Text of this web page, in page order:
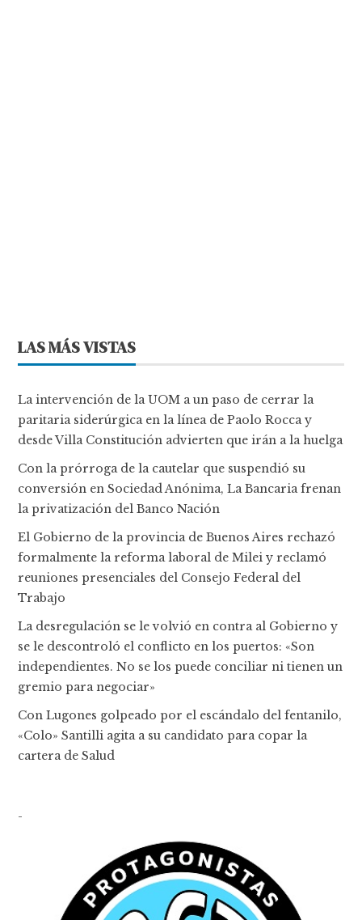
LAS MÁS VISTAS
La intervención de la UOM a un paso de cerrar la
paritaria siderúrgica en la línea de Paolo Rocca y
desde Villa Constitución advierten que irán a la huelga
Con la prórroga de la cautelar que suspendió su
conversión en Sociedad Anónima, La Bancaria frenan
la privatización del Banco Nación
El Gobierno de la provincia de Buenos Aires rechazó
formalmente la reforma laboral de Milei y reclamó
reuniones presenciales del Consejo Federal del
Trabajo
La desregulación se le volvió en contra al Gobierno y
se le descontroló el conflicto en los puertos: «Son
independientes. No se los puede conciliar ni tienen un
gremio para negociar»
Con Lugones golpeado por el escándalo del fentanilo,
«Colo» Santilli agita a su candidato para copar la
cartera de Salud
-